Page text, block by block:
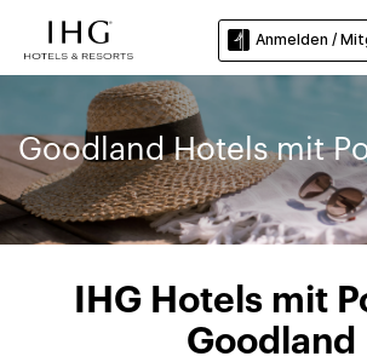
Anmelden /
Goodland Hotels mit
IHG Hotels mit
Goodland